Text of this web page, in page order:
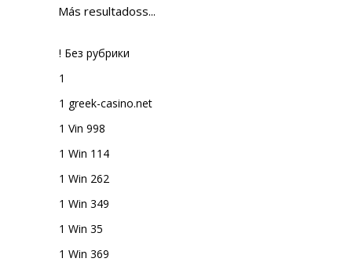
Más resultadoss...
! Без рубрики
1
1 greek-casino.net
1 Vin 998
1 Win 114
1 Win 262
1 Win 349
1 Win 35
1 Win 369